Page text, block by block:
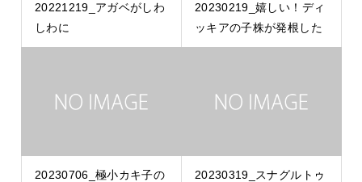
20221219_アガベがしわ
しわに
20230219_嬉しい！ディ
ッキアの子株が発根した
20230706_極小カキ子の
20230319_スナグルトゥ